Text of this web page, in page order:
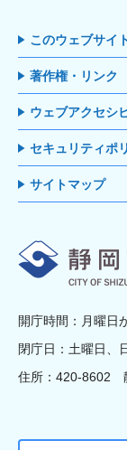
このウェブサイ
著作権・リンク
ウェブアクセシ
セキュリティポ
サイトマップ
開庁時間：月曜日
閉庁日：土曜日、
住所：420-8602